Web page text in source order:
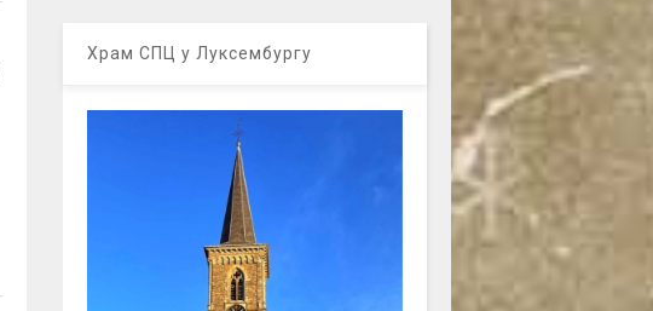
Храм СПЦ у Луксембургу